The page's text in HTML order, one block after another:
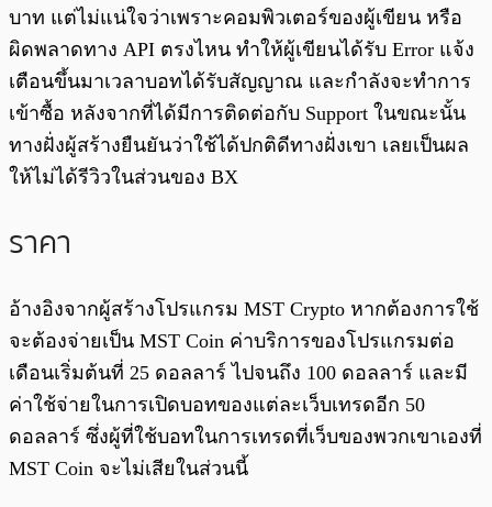
บาท แต่ไม่แน่ใจว่าเพราะคอมพิวเตอร์ของผู้เขียน หรือ
ผิดพลาดทาง API ตรงไหน ทำให้ผู้เขียนได้รับ Error แจ้ง
เตือนขึ้นมาเวลาบอทได้รับสัญญาณ และกำลังจะทำการ
เข้าซื้อ หลังจากที่ได้มีการติดต่อกับ Support ในขณะนั้น
ทางฝั่งผู้สร้างยืนยันว่าใช้ได้ปกติดีทางฝั่งเขา เลยเป็นผล
ให้ไม่ได้รีวิวในส่วนของ BX
ราคา
อ้างอิงจากผู้สร้างโปรแกรม MST Crypto หากต้องการใช้
จะต้องจ่ายเป็น MST Coin ค่าบริการของโปรแกรมต่อ
เดือนเริ่มต้นที่ 25 ดอลลาร์ ไปจนถึง 100 ดอลลาร์ และมี
ค่าใช้จ่ายในการเปิดบอทของแต่ละเว็บเทรดอีก 50
ดอลลาร์ ซึ่งผู้ที่ใช้บอทในการเทรดที่เว็บของพวกเขาเองที่
MST Coin จะไม่เสียในส่วนนี้